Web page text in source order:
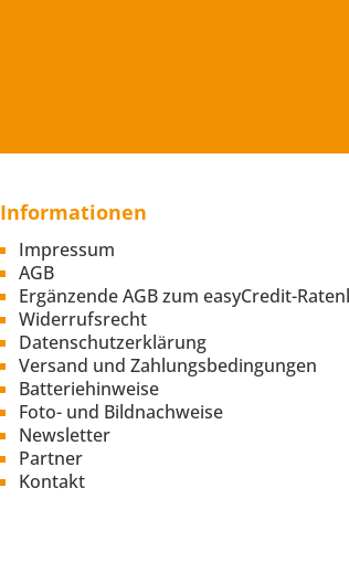
Informationen
Impressum
AGB
Ergänzende AGB zum easyCredit-
Widerrufsrecht
Datenschutzerklärung
Versand und Zahlungsbedingungen
Batteriehinweise
Foto- und Bildnachweise
Newsletter
Partner
Kontakt